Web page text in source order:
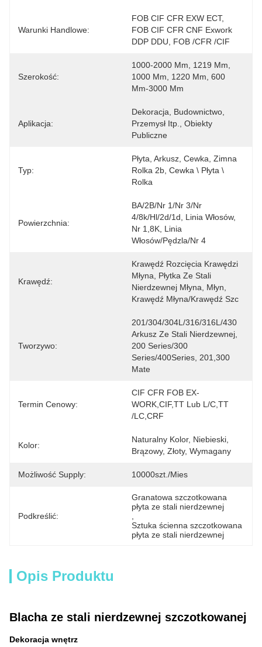
Warunki Handlowe:
FOB CIF CFR EXW ECT,
FOB CIF CFR CNF Exwork
DDP DDU, FOB /CFR /CIF
Szerokość:
1000-2000 Mm, 1219 Mm,
1000 Mm, 1220 Mm, 600
Mm-3000 Mm
Aplikacja:
Dekoracja, Budownictwo,
Przemysł Itp., Obiekty
Publiczne
Typ:
Płyta, Arkusz, Cewka, Zimna
Rolka 2b, Cewka \ Płyta \
Rolka
Powierzchnia:
BA/2B/nr 1/nr 3/nr
4/8k/hl/2d/1d, Linia Włosów,
Nr 1,8K, Linia
Włosów/pędzla/nr 4
Krawędź:
Krawędź Rozcięcia Krawędzi
Młyna, Płytka Ze Stali
Nierdzewnej Młyna, Młyn,
Krawędź Młyna/krawędź Szc
Tworzywo:
201/304/304L/316/316L/430
Arkusz Ze Stali Nierdzewnej,
200 Series/300
Series/400Series, 201,300
Mate
Termin Cenowy:
CIF CFR FOB EX-
WORK,CIF,TT Lub L/C,TT
/LC,CRF
Kolor:
Naturalny Kolor, Niebieski,
Brązowy, Złoty, Wymagany
Możliwość Supply: 10000szt./mies
Podkreślić:
Granatowa szczotkowana
płyta ze stali nierdzewnej
Sztuka ścienna szczotkowana
płyta ze stali nierdzewnej
Opis Produktu
Blacha ze stali nierdzewnej szczotkowanej
Dekoracja wnętrz